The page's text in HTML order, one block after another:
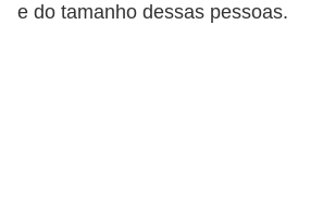
e do tamanho dessas pessoas.